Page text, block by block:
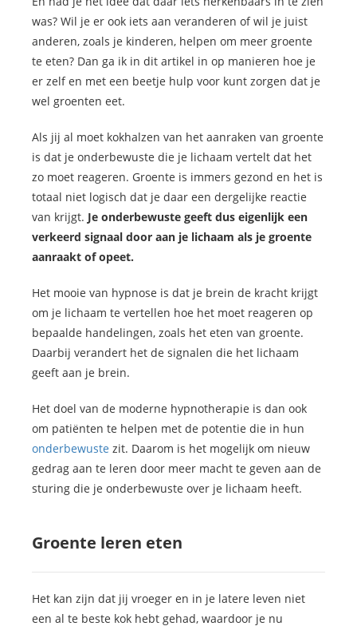
was? Wil je er ook iets aan veranderen of wil je juist
anderen, zoals je kinderen, helpen om meer groente
te eten? Dan ga ik in dit artikel in op manieren hoe je
er zelf en met een beetje hulp voor kunt zorgen dat je
wel groenten eet.
Als jij al moet kokhalzen van het aanraken van groente
is dat je onderbewuste die je lichaam vertelt dat het
zo moet reageren. Groente is immers gezond en het is
totaal niet logisch dat je daar een dergelijke reactie
van krijgt. Je onderbewuste geeft dus eigenlijk een
verkeerd signaal door aan je lichaam als je groente
aanraakt of opeet.
Het mooie van hypnose is dat je brein de kracht krijgt
om je lichaam te vertellen hoe het moet reageren op
bepaalde handelingen, zoals het eten van groente.
Daarbij verandert het de signalen die het lichaam
geeft aan je brein.
Het doel van de moderne hypnotherapie is dan ook
om patiënten te helpen met de potentie die in hun
onderbewuste zit. Daarom is het mogelijk om nieuw
gedrag aan te leren door meer macht te geven aan de
sturing die je onderbewuste over je lichaam heeft.
Groente leren eten
Het kan zijn dat jij vroeger en in je latere leven niet
een al te beste kok hebt gehad, waardoor je nu